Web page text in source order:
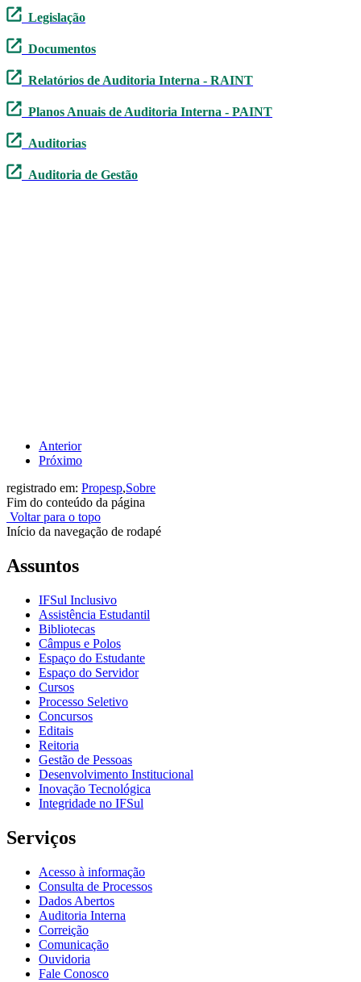
Legislação
Documentos
Relatórios de Auditoria Interna - RAINT
Planos Anuais de Auditoria Interna - PAINT
Auditorias
Auditoria de Gestão
Anterior
Próximo
registrado em: Propesp,Sobre
Fim do conteúdo da página
Voltar para o topo
Início da navegação de rodapé
Assuntos
IFSul Inclusivo
Assistência Estudantil
Bibliotecas
Câmpus e Polos
Espaço do Estudante
Espaço do Servidor
Cursos
Processo Seletivo
Concursos
Editais
Reitoria
Gestão de Pessoas
Desenvolvimento Institucional
Inovação Tecnológica
Integridade no IFSul
Serviços
Acesso à informação
Consulta de Processos
Dados Abertos
Auditoria Interna
Correição
Comunicação
Ouvidoria
Fale Conosco